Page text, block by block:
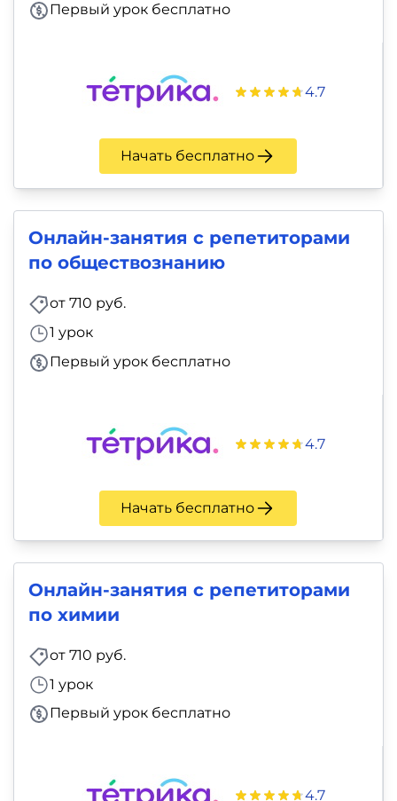
Первый урок бесплатно
4.7
Начать бесплатно
Онлайн-занятия с репетиторами
по обществознанию
от 710 руб.
1 урок
Первый урок бесплатно
4.7
Начать бесплатно
Онлайн-занятия с репетиторами
по химии
от 710 руб.
1 урок
Первый урок бесплатно
4.7